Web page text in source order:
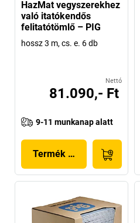
HazMat vegyszerekhez
való itatókendős
felitatótömlő – PIG
hossz 3 m, cs. e. 6 db
Nettó
81.090,- Ft
9-11 munkanap alatt
Termék megjelenítése